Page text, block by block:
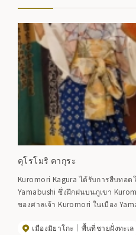
คุโรโมริ คากุระ
Kuromori Kagura ได้รับการสืบทอด
Yamabushi ซึ่งฝึกฝนบนภูเขา
ของศาลเจ้า Kuromori ในเมือง
Miyako, Suemae, Taro Town,
เมืองมิยาโกะ พื้นที่ชายฝั่งทะเล